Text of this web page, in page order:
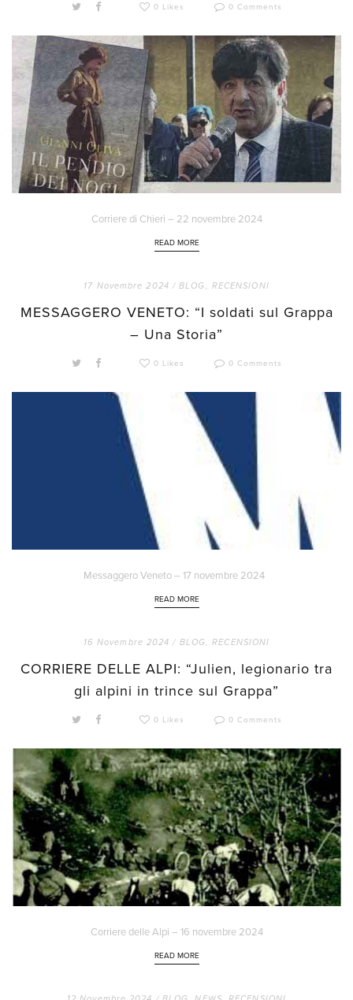
0 Likes 0 Comments
Corriere di Chieri – 22 novembre 2024
READ MORE
17 Novembre 2024 /BLOG, RECENSIONI
MESSAGGERO VENETO: “I soldati sul Grappa
– Una Storia”
0 Likes 0 Comments
Messaggero Veneto – 17 novembre 2024
READ MORE
16 Novembre 2024 / BLOG,RECENSIONI
CORRIERE DELLE ALPI: “Julien, legionario tra
gli alpini in trince sul Grappa”
0 Likes 0 Comments
Corriere delle Alpi – 16 novembre 2024
READ MORE